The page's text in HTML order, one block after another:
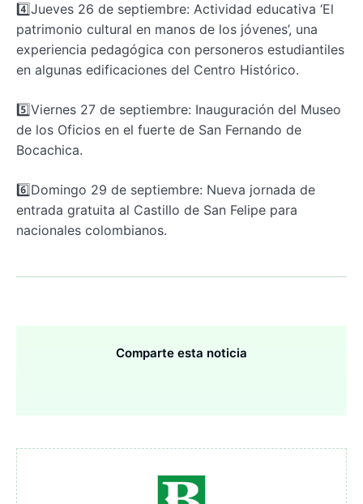
4️⃣Jueves 26 de septiembre: Actividad educativa ‘El
patrimonio cultural en manos de los jóvenes’, una
experiencia pedagógica con personeros estudiantiles
en algunas edificaciones del Centro Histórico.
5️⃣Viernes 27 de septiembre: Inauguración del Museo
de los Oficios en el fuerte de San Fernando de
Bocachica.
6️⃣Domingo 29 de septiembre: Nueva jornada de
entrada gratuita al Castillo de San Felipe para
nacionales colombianos.
Comparte esta noticia